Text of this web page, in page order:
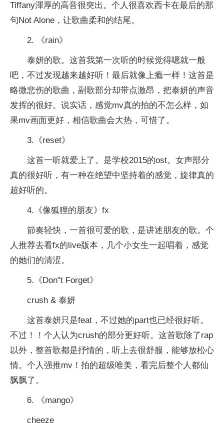
Tiffany渾厚的高音很突出。个人很喜欢西卡在最后的那
句Not Alone，让歌曲柔和的结尾。
2. 《rain》
泰妍的歌。这首我第一次听的时候觉得嗯就一般
吧，不过发现越来越好听！最后就像上瘾一样！这首是
略微悲伤的歌曲，副歌部分却带点激昂，把泰妍的声音
发挥的很好。说实话，感觉mv真的拍的不怎么样，如
果mv画面更好，相信歌曲会大热，可惜了。
3.《reset》
这首一听就爱上了。是学校2015的ost。女声部分
真的很好听，有一种在绝望中坚持着的感觉，旋律真的
超好听的。
4.《像狐狸的朋友》fx
節奏轻快，一首很可爱的歌，是讲述朋友的歌。个
人推荐去看fx的live版本，几个小女生一起唱着，感觉
的她们的清涩。
5.《Don"t Forget》
crush & 泰妍
这首泰妍只是feat，不过她的part也已经很好听。
不过！！个人认为crush的部分更好听。这首歌除了rap
以外，整首歌都是抒情的，听上去很舒服，能够放松心
情。个人强推mv！拍的超级唯美，看完后整个人都仙
飘飘了。
6. 《mango》
cheeze